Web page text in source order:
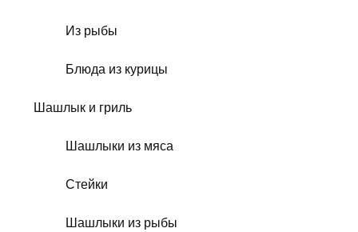
Из рыбы
Блюда из курицы
Шашлык и гриль
Шашлыки из мяса
Стейки
Шашлыки из рыбы